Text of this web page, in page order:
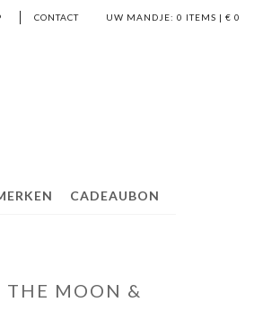
UW MANDJE: 0 ITEMS | € 0
CONTACT
CADEAUBON
THE MOON &